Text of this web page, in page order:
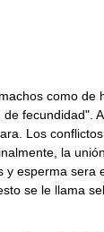
como de
fecundidad".
Los
la
y esperma sera
se le llama